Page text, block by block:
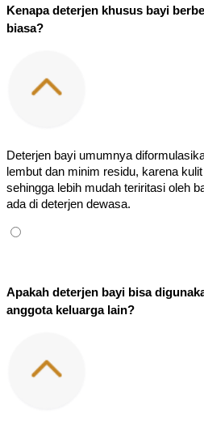
Kenapa deterjen khusus bayi
biasa?
Deterjen bayi umumnya
lembut dan minim residu, karena
sehingga lebih mudah teriritasi oleh
ada di deterjen dewasa.
Apakah deterjen bayi bisa
anggota keluarga lain?